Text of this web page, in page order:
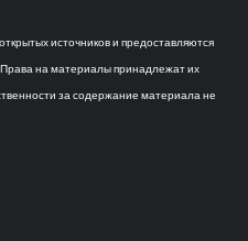
источников и предоставляются
на материалы принадлежат их
за содержание материала не